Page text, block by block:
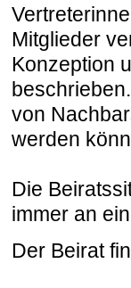
Mitglieder
Konzeption
von
werden
Die
immer an
Der Beirat